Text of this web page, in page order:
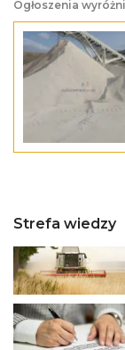
Ogłoszenia
Strefa wiedzy